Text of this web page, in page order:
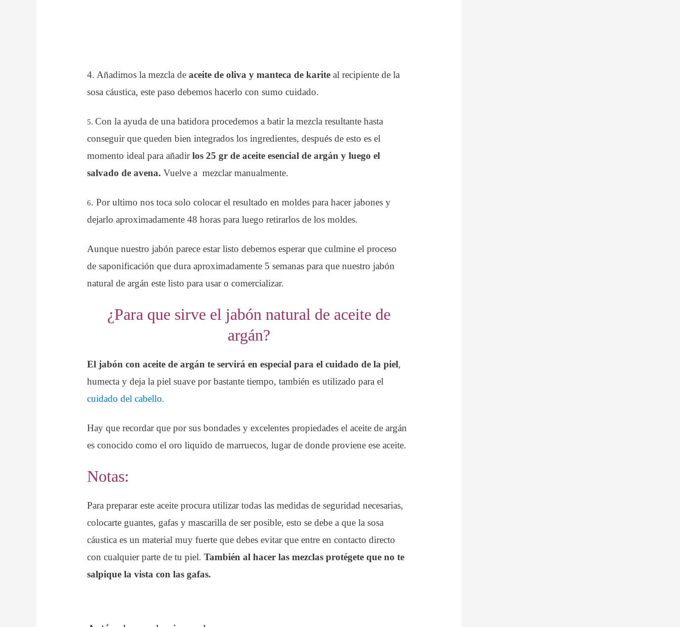
4. Añadimos la mezcla deaceite de oliva y manteca de karite al recipiente de la
sosa cáustica, este paso debemos hacerlo con sumo cuidado.
5.Con la ayuda de una batidora procedemos a batir la mezcla resultante hasta
conseguir que queden bien integrados los ingredientes, después de esto es el
momento ideal para añadirlos 25 gr de aceite esencial de argán y luego el
salvado de avena. Vuelve a mezclar manualmente.
6. Por ultimo nos toca solo colocar el resultado en moldes para hacer jabones y
dejarlo aproximadamente 48 horas para luego retirarlos de los moldes.
Aunque nuestro jabón parece estar listo debemos esperar que culmine el proceso
de saponificación que dura aproximadamente 5 semanas para que nuestro jabón
natural de argán este listo para usar o comercializar.
¿Para que sirve el jabón natural de aceite de
argán?
El jabón con aceite de argán te servirá en especial para el cuidado de la piel,
humecta y deja la piel suave por bastante tiempo, también es utilizado para el
cuidado del cabello.
Hay que recordar que por sus bondades y excelentes propiedades el aceite de argán
es conocido como el oro liquido de marruecos, lugar de donde proviene ese aceite.
Notas:
Para preparar este aceite procura utilizar todas las medidas de seguridad necesarias,
colocarte guantes, gafas y mascarilla de ser posible, esto se debe a que la sosa
cáustica es un material muy fuerte que debes evitar que entre en contacto directo
con cualquier parte de tu piel. También al hacer las mezclas protégete que no te
salpique la vista con las gafas.